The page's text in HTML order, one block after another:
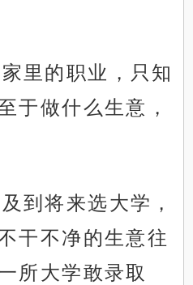
里的职业，只知
于做什么生意，
到将来选大学，
干不净的生意往
所大学敢录取